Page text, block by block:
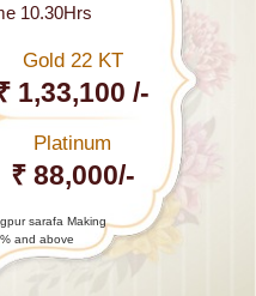
10.30Hrs
Gold 22 KT
1,33,100 /-
Platinum
₹ 88,000/-
sarafa Making
and above